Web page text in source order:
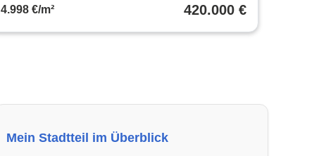
4.998 €/m² 420.000 €
Mein Stadtteil im Überblick